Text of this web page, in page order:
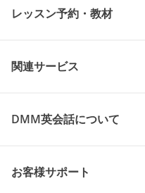
レッスン予約・教材
関連サービス
DMM英会話について
お客様サポート